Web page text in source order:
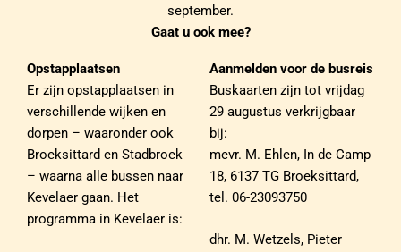
september.
Gaat u ook mee?
Opstapplaatsen
Er zijn opstapplaatsen in
verschillende wijken en
dorpen – waaronder ook
Broeksittard en Stadbroek
– waarna alle bussen naar
Kevelaer gaan. Het
programma in Kevelaer is:
Aanmelden voor de busreis
Buskaarten zijn tot vrijdag
29 augustus verkrijgbaar
bij:
mevr. M. Ehlen, In de Camp
18, 6137 TG Broeksittard,
tel. 06-23093750
dhr. M. Wetzels, Pieter